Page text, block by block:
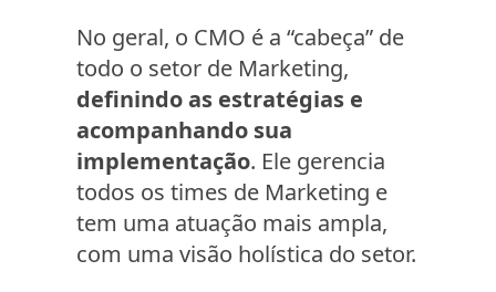
No geral, o CMO é a “cabeça” de
todo o setor de Marketing,
definindo as estratégias e
acompanhando sua
implementação. Ele gerencia
todos os times de Marketing e
tem uma atuação mais ampla,
com uma visão holística do setor.